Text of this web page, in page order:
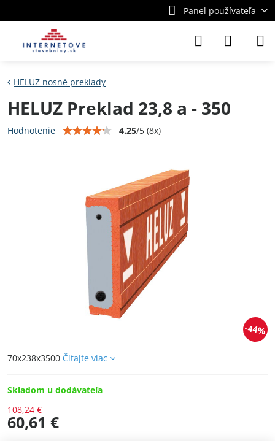
Panel používateľa
44%
HELUZ nosné preklady
HELUZ Preklad 23,8 a - 350
Hodnotenie 4.25/5 (8x)
70x238x3500 Čítajte viac
Skladom u dodávateľa
108,24 €
60,61 €